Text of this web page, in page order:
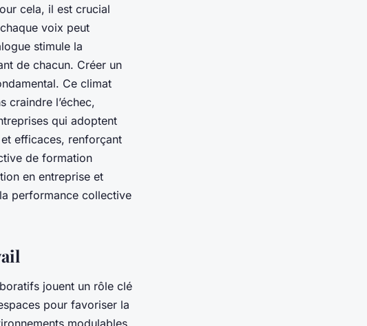
cela, il est crucial
voix peut
stimule la
de chacun. Créer un
Ce climat
craindre l’échec,
qui adoptent
efficaces, renforçant
de formation
en entreprise et
performance collective
jouent un rôle clé
pour favoriser la